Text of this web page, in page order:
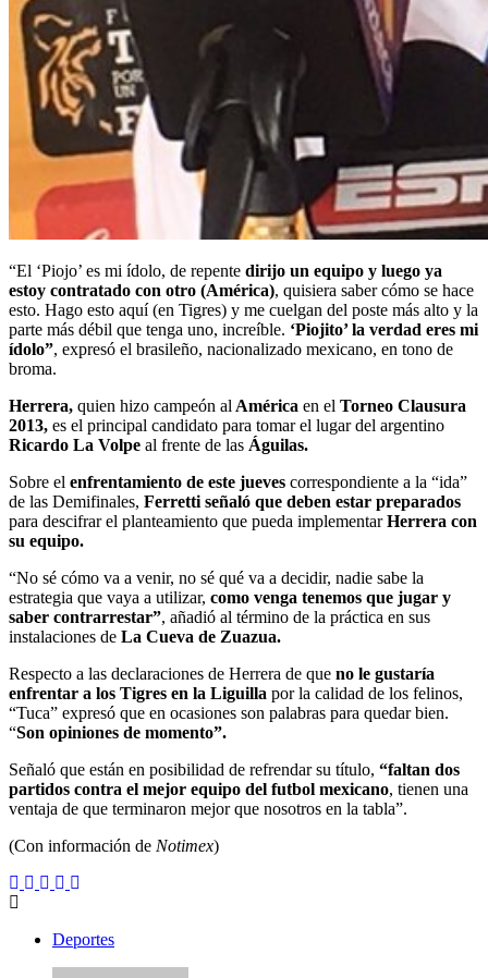
“El ‘Piojo’ es mi ídolo, de repentedirijo un equipo y luego ya
esto. Hago esto aquí (en Tigres) y me cuelgan del poste más alto y la
parte más débil que tenga uno, increíble.‘Piojito’ la verdad eres mi
ídolo”, expresó el brasileño, nacionalizado mexicano, en tono de
broma.
Herrera,
Ricardo La Volpeal frente de lasÁguilas.
Sobre el enfrentamiento de este juevescorrespondiente a la “ida”
para descifrar el planteamiento que pueda implementarHerrera con
su equipo.
“No sé cómo va a venir, no sé qué va a decidir, nadie sabe la
saber contrarrestar”, añadió al término de la práctica en sus
instalaciones deLa Cueva de Zuazua.
Respecto a las declaraciones de Herrera de que
“Tuca” expresó que en ocasiones son palabras para quedar bien.
“Son opiniones de momento”.
Señaló que están en posibilidad de refrendar su título,
ventaja de que terminaron mejor que nosotros en la tabla”.
(Con información deNotimex)